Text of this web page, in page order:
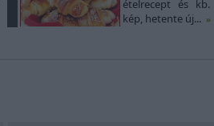
ételrecept és
kép, hetente új... »